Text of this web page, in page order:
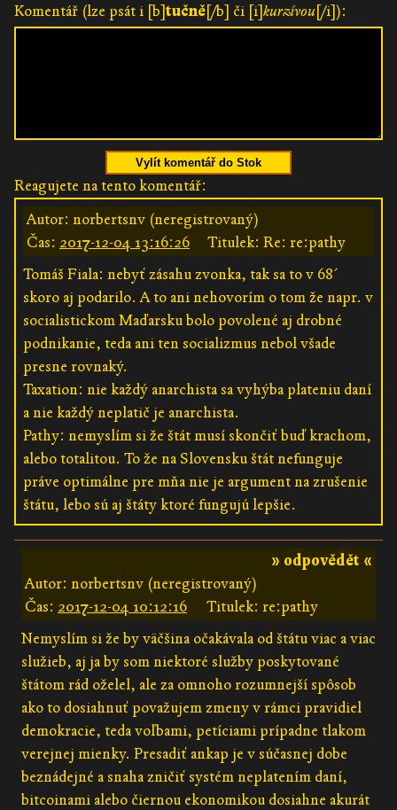
Komentář (lze psát i [b]tučně[/b] či [i]kurzívou[/i]):
Vylít komentář do Stok
Reagujete na tento komentář:
Autor: norbertsnv (neregistrovaný)
Čas: 2017-12-04 13:16:26
Titulek: Re: re:pathy
Tomáš Fiala: nebyť zásahu zvonka, tak sa to v 68´
skoro aj podarilo. A to ani nehovorím o tom že napr. v
socialistickom Maďarsku bolo povolené aj drobné
podnikanie, teda ani ten socializmus nebol všade
presne rovnaký.
Taxation: nie každý anarchista sa vyhýba plateniu daní
a nie každý neplatič je anarchista.
Pathy: nemyslím si že štát musí skončiť buď krachom,
alebo totalitou. To že na Slovensku štát nefunguje
práve optimálne pre mňa nie je argument na zrušenie
štátu, lebo sú aj štáty ktoré fungujú lepšie.
» odpovědět «
Autor: norbertsnv (neregistrovaný)
Čas: 2017-12-04 10:12:16
Titulek: re:pathy
Nemyslím si že by väčšina očakávala od štátu viac a viac
služieb, aj ja by som niektoré služby poskytované
štátom rád oželel, ale za omnoho rozumnejší spôsob
ako to dosiahnuť považujem zmeny v rámci pravidiel
demokracie, teda voľbami, petíciami prípadne tlakom
verejnej mienky. Presadiť ankap je v súčasnej dobe
beznádejné a snaha zničiť systém neplatením daní,
bitcoinami alebo čiernou ekonomikou dosiahne akurát